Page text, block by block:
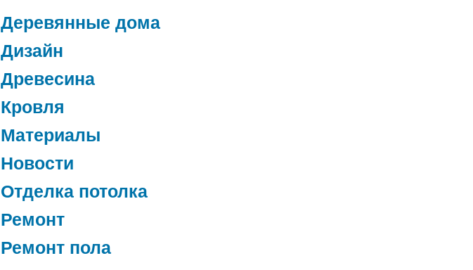
Деревянные дома
Дизайн
Древесина
Кровля
Материалы
Новости
Отделка потолка
Ремонт
Ремонт пола